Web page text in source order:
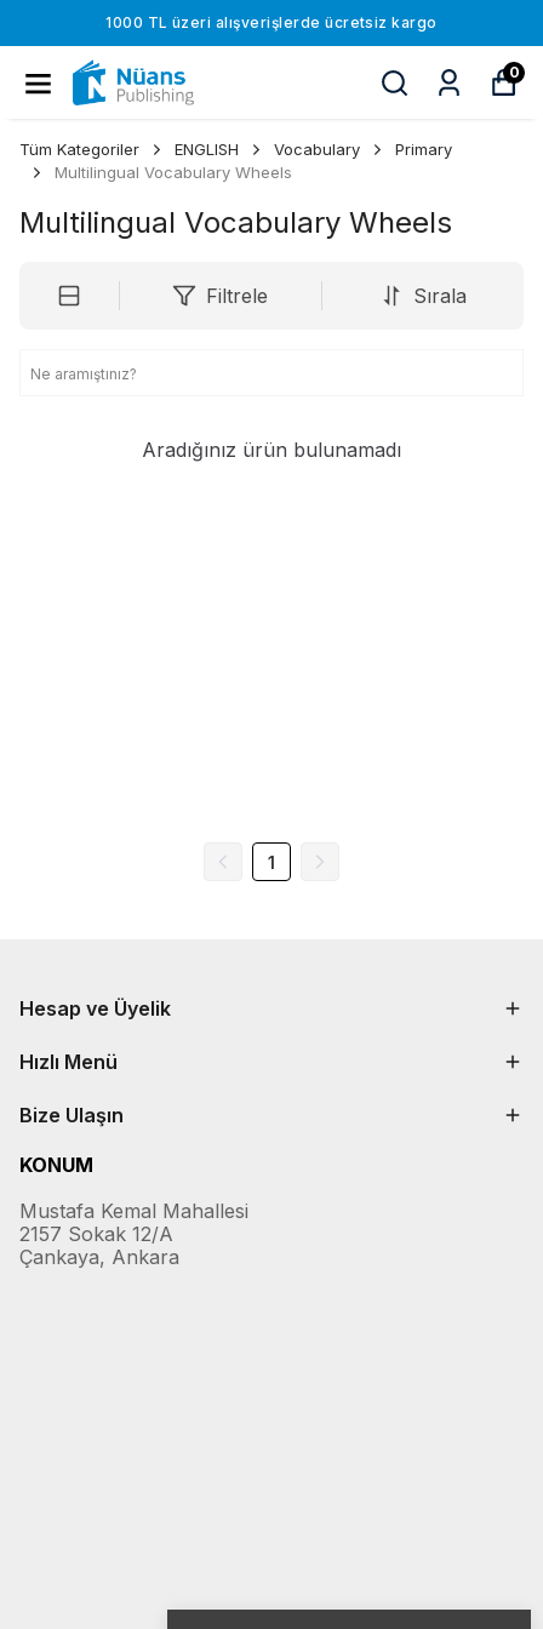
1000 TL üzeri alışverişlerde ücretsiz kargo
0
Tüm Kategoriler ENGLISH Vocabulary
Primary
Multilingual Vocabulary Wheels
Multilingual Vocabulary Wheels
Filtrele Sırala
Aradığınız ürün bulunamadı
1
Hesap ve Üyelik
Hızlı Menü
Bize Ulaşın
KONUM
Mustafa Kemal Mahallesi
2157 Sokak 12/A
Çankaya, Ankara